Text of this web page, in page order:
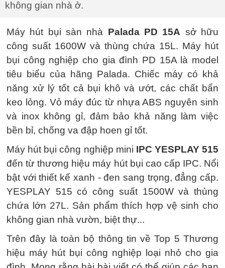
không gian nhà ở.
Máy hút bụi sàn nhà Palada PD 15A sở hữu
công suất 1600W và thùng chứa 15L. Máy hút
bụi công nghiệp cho gia đình PD 15A là model
tiêu biểu của hãng Palada. Chiếc máy có khả
năng xử lý tốt cả bụi khô và ướt, các chất bẩn
keo lỏng. Vỏ máy đúc từ nhựa ABS nguyên sinh
và inox không gỉ, đảm bảo khả năng làm việc
bền bỉ, chống va đập hoen gỉ tốt.
Máy hút bụi công nghiệp mini IPC YESPLAY 515
đến từ thương hiệu máy hút bụi cao cấp IPC. Nổi
bật với thiết kế xanh - đen sang trọng, đẳng cấp.
YESPLAY 515 có công suất 1500W và thùng
chứa lớn 27L. Sản phẩm thích hợp vệ sinh cho
không gian nhà vườn, biệt thự...
Trên đây là toàn bộ thông tin về Top 5 Thương
hiệu máy hút bụi công nghiệp loại nhỏ cho gia